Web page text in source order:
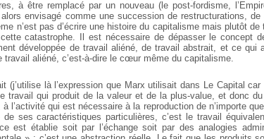
à être remplacé par un nouveau (le post-fordisme,
envisagé comme une succession de restructurations,
n’est pas d’écrire une histoire du capitalisme mais plutôt
catastrophe. Il est nécessaire de dépasser le concept
développée de travail aliéné, de travail abstrait, et ce qui
travail aliéné, c’est-à-dire le cœur même du capitalisme.
(j’utilise là l’expression que Marx utilisait dans Le Capital
travail qui produit de la valeur et de la plus-value, et donc du
l’activité qui est nécessaire à la reproduction de n’importe
de ses caractéristiques particulières, c’est le travail
est établie soit par l’échange soit par des analogies